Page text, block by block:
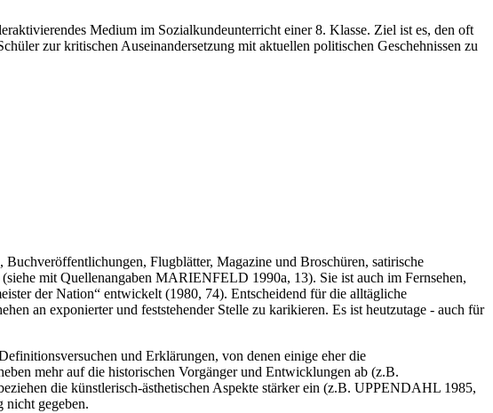
Medium im Sozialkundeunterricht einer 8. Klasse. Ziel ist es, den oft
zur kritischen Auseinandersetzung mit aktuellen politischen Geschehnissen zu
Flugblätter, Magazine und Broschüren, satirische
mit Quellenangaben MARIENFELD 1990a, 13). Sie ist auch im Fernsehen,
der Nation“ entwickelt (1980, 74). Entscheidend für die alltägliche
an exponierter und feststehender Stelle zu karikieren. Es ist heutzutage - auch für
und Erklärungen, von denen einige eher die
mehr auf die historischen Vorgänger und Entwicklungen ab (z.B.
die künstlerisch-ästhetischen Aspekte stärker ein (z.B. UPPENDAHL 1985,
gegeben.